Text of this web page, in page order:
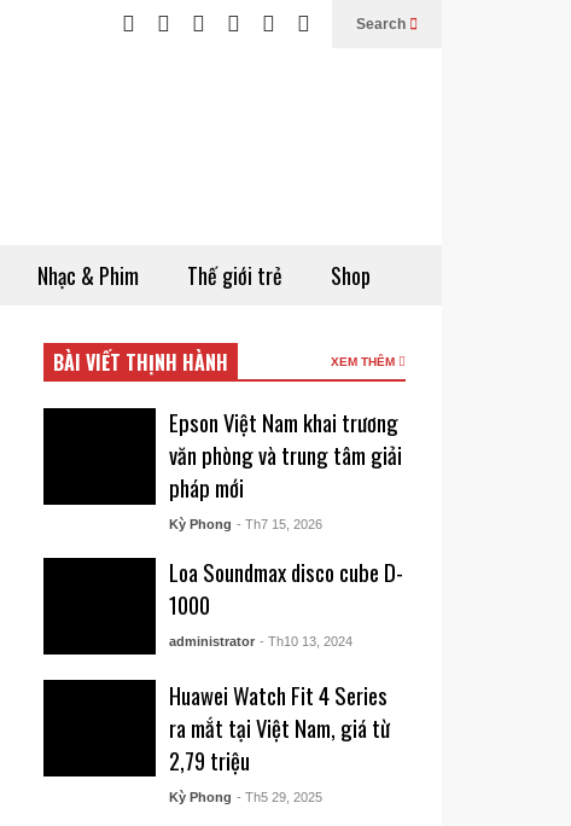
Search
Nhạc & Phim Thế giới trẻ Shop
BÀI VIẾT THỊNH HÀNH XEM THÊM
Epson Việt Nam khai trương
văn phòng và trung tâm giải
pháp mới
Kỳ Phong - Th7 15, 2026
Loa Soundmax disco cube D-
1000
administrator - Th10 13, 2024
Huawei Watch Fit 4 Series
ra mắt tại Việt Nam, giá từ
2,79 triệu
Kỳ Phong - Th5 29, 2025